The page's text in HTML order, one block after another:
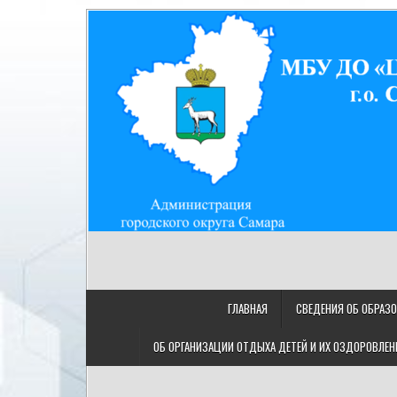
МУНИЦИПАЛЬНОЕ
МБУ ДО "ЦДТ "Восход" г.о. Самара/443080,
ГЛАВНАЯ СВЕДЕНИЯ ОБ
ОБ ОРГАНИЗАЦИИ ОТДЫХА ДЕТЕЙ И ИХ